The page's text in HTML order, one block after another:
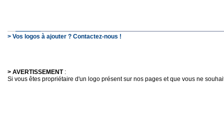
> Vos logos à ajouter ? Contactez-nous !
> AVERTISSEMENT:
Si vous êtes propriétaire d'un logo présent sur nos pages et que vous ne